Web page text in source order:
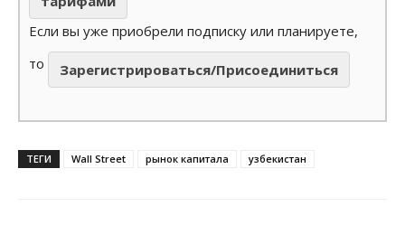
Если вы уже приобрели подписку или планируете,
то
Зарегистрироваться/Присоединиться
ТЕГИ Wall Street рынок капитала узбекистан